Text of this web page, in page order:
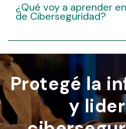
¿Qué voy a aprender
de Ciberseguridad?
Protegé la
y